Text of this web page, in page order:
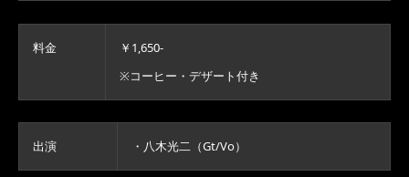
料金
￥1,650-
※コーヒー・デザート付き
出演 ・八木光二（Gt/Vo）